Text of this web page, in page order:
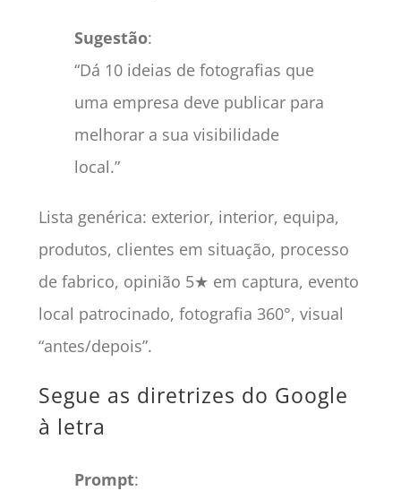
Sugestão:
“Dá 10 ideias de fotografias que
uma empresa deve publicar para
melhorar a sua visibilidade
local.”
Lista genérica: exterior, interior, equipa,
produtos, clientes em situação, processo
de fabrico, opinião 5★ em captura, evento
local patrocinado, fotografia 360°, visual
“antes/depois”.
Segue as diretrizes do Google
à letra
Prompt: